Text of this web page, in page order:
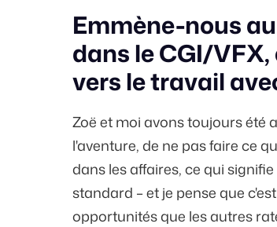
Emmène-nous
dans le CGI/
vers le travail
Zoë et moi avons toujours été
l'aventure, de ne pas faire ce
dans les affaires, ce qui
standard – et je pense que
opportunités que les autres